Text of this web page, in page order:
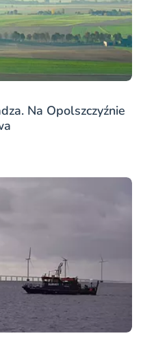
Na Opolszczyźnie